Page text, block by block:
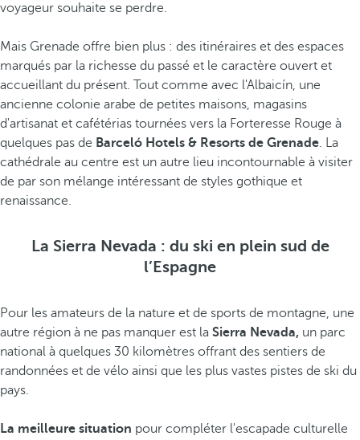
voyageur souhaite se perdre.
Mais Grenade offre bien plus : des itinéraires et des espaces
marqués par la richesse du passé et le caractère ouvert et
accueillant du présent. Tout comme avec l'Albaicín, une
ancienne colonie arabe de petites maisons, magasins
d'artisanat et cafétérias tournées vers la Forteresse Rouge à
quelques pas de Barceló Hotels & Resorts de Grenade. La
cathédrale au centre est un autre lieu incontournable à visiter
de par son mélange intéressant de styles gothique et
renaissance.
La Sierra Nevada : du ski en plein sud de
l’Espagne
Pour les amateurs de la nature et de sports de montagne, une
autre région à ne pas manquer est la Sierra Nevada, un parc
national à quelques 30 kilomètres offrant des sentiers de
randonnées et de vélo ainsi que les plus vastes pistes de ski du
pays.
La meilleure situation pour compléter l'escapade culturelle